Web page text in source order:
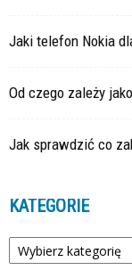
Jaki telefon Nokia
Od czego zależy
Jak sprawdzić co
KATEGORIE
Kategorie